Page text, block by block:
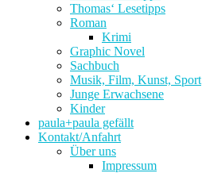
Thomas‘ Lesetipps
Roman
Krimi
Graphic Novel
Sachbuch
Musik, Film, Kunst, Sport
Junge Erwachsene
Kinder
paula+paula gefällt
Kontakt/Anfahrt
Über uns
Impressum